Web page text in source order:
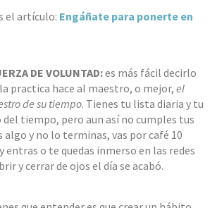
el artículo: Engáñate para ponerte en
DE VOLUNTAD:es más fácil decirlo
practica hace al maestro, o mejor, el
de su tiempo. Tienes tu lista diaria y tu
del tiempo, pero aun así no cumples tus
algo y no lo terminas, vas por café 10
entras o te quedas inmerso en las redes
y cerrar de ojos el día se acabó.